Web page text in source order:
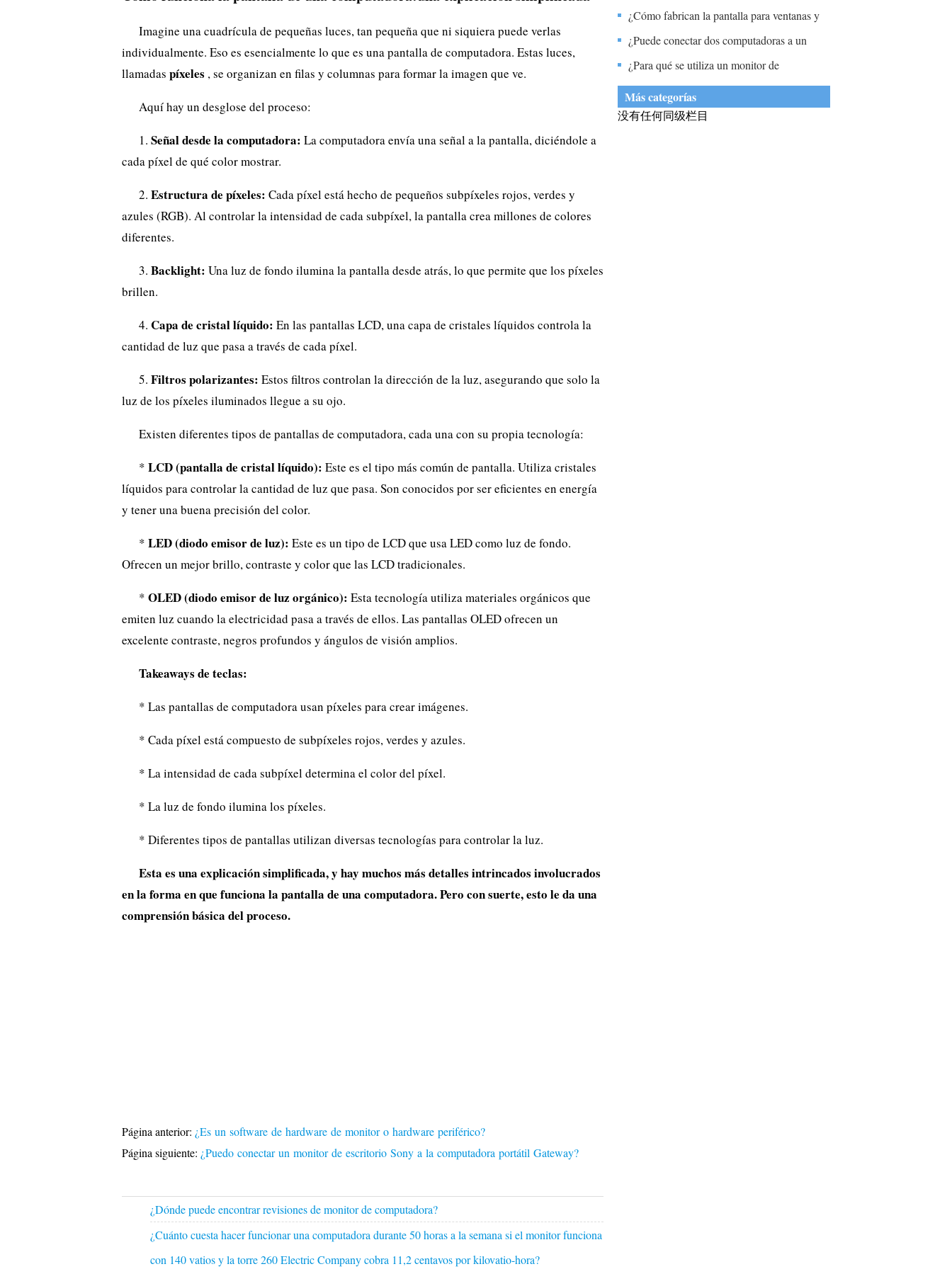
Imagine una cuadrícula de pequeñas luces, tan pequeña que ni siquiera puede verlas
individualmente. Eso es esencialmente lo que es una pantalla de computadora. Estas luces,
llamadas píxeles , se organizan en filas y columnas para formar la imagen que ve.
Aquí hay un desglose del proceso:
1. Señal desde la computadora: La computadora envía una señal a la pantalla, diciéndole a
cada píxel de qué color mostrar.
2. Estructura de píxeles: Cada píxel está hecho de pequeños subpíxeles rojos, verdes y
azules (RGB). Al controlar la intensidad de cada subpíxel, la pantalla crea millones de colores
diferentes.
3. Backlight: Una luz de fondo ilumina la pantalla desde atrás, lo que permite que los píxeles
brillen.
4. Capa de cristal líquido: En las pantallas LCD, una capa de cristales líquidos controla la
cantidad de luz que pasa a través de cada píxel.
5. Filtros polarizantes: Estos filtros controlan la dirección de la luz, asegurando que solo la
luz de los píxeles iluminados llegue a su ojo.
Existen diferentes tipos de pantallas de computadora, cada una con su propia tecnología:
* LCD (pantalla de cristal líquido): Este es el tipo más común de pantalla. Utiliza cristales
líquidos para controlar la cantidad de luz que pasa. Son conocidos por ser eficientes en energía
y tener una buena precisión del color.
* LED (diodo emisor de luz): Este es un tipo de LCD que usa LED como luz de fondo.
Ofrecen un mejor brillo, contraste y color que las LCD tradicionales.
* OLED (diodo emisor de luz orgánico): Esta tecnología utiliza materiales orgánicos que
emiten luz cuando la electricidad pasa a través de ellos. Las pantallas OLED ofrecen un
excelente contraste, negros profundos y ángulos de visión amplios.
Takeaways de teclas:
* Las pantallas de computadora usan píxeles para crear imágenes.
* Cada píxel está compuesto de subpíxeles rojos, verdes y azules.
* La intensidad de cada subpíxel determina el color del píxel.
* La luz de fondo ilumina los píxeles.
* Diferentes tipos de pantallas utilizan diversas tecnologías para controlar la luz.
Esta es una explicación simplificada, y hay muchos más detalles intrincados involucrados
en la forma en que funciona la pantalla de una computadora. Pero con suerte, esto le da una
comprensión básica del proceso.
Página anterior: ¿Es un software de hardware de monitor o hardware periférico?
Página siguiente: ¿Puedo conectar un monitor de escritorio Sony a la computadora portátil Gateway?
¿Dónde puede encontrar revisiones de monitor de computadora?
¿Cuánto cuesta hacer funcionar una computadora durante 50 horas a la semana si el monitor funciona
con 140 vatios y la torre 260 Electric Company cobra 11,2 centavos por kilovatio-hora?
escritorio para la serie HP Compaq 5000?
¿Cómo fabrican la pantalla para ventanas y
puertas?
¿Puede conectar dos computadoras a un
monitor sin usar un interruptor?
¿Para qué se utiliza un monitor de
computadora?
Más categorías
没有任何同级栏目